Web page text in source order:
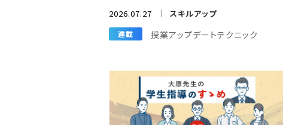
2026.07.27 スキルアップ
連載 授業アップデートテクニック